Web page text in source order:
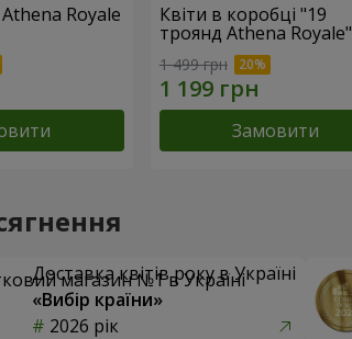
Royale Квіти в коробці "19
троянд Athena Royale"
1 499 грн
Замовити
Доставка квітів року в Україні
«Вибір країни»
2026 рік